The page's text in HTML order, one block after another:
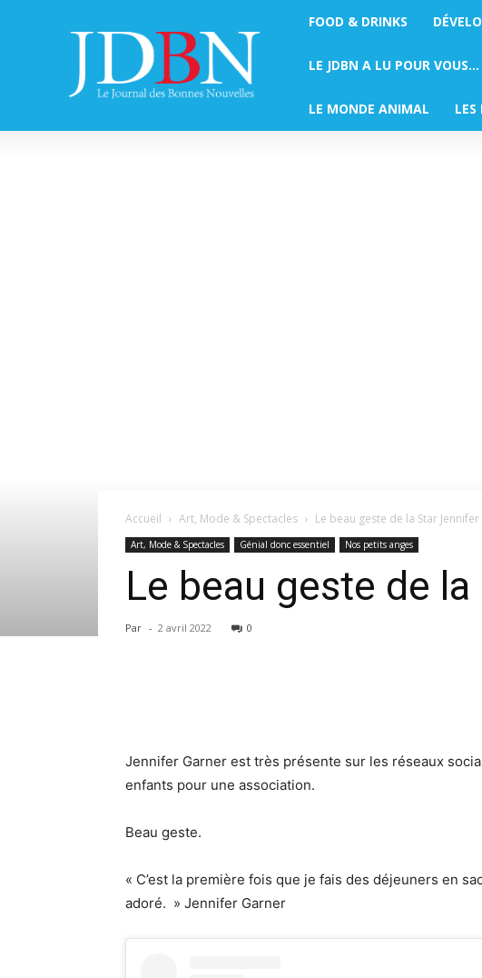
FOOD & DRINKS
LE JDBN A LU POUR VOUS…
LE MONDE ANIMAL
Accueil Art, Mode & Spectacles Le beau geste de la Star
Art, Mode & Spectacles Génial donc essentiel Nos petits anges
Le beau geste de
Par - 2 avril 2022 0
Jennifer Garner est très présente sur les réseaux
enfants pour une association.
Beau geste.
« C’est la première fois que je fais des déjeuners en
adoré. » Jennifer Garner